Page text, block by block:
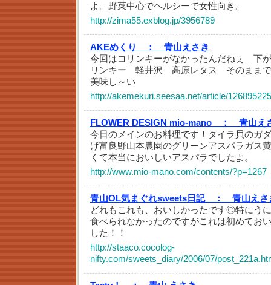
よ。野菜中心でヘルシーで女性向き。
http://zima55.exblog.jp/3956789
AKEめくり ：
青山えさき
今回はコリンキーがなかったんだねぇ 下
リンキー 軽井沢 高原レタス そのまま
美味し～い
http://akemekuri.seesaa.net/article/
FLOWER DESIGN mio-mano ：
青山え
今日のメインのお料理です！タイラ貝のガ
げ富良野山本農園のグリーンアスパラガス
くて本当においしいアスパラでしたよ。
http://www.mio-mano.com/contents/?p=1267
青山OL気まぐれsweets日記 ：
青山えさ
どれもこれも、おいしかったです◎特にう
食べられなかったのですがこれは初めてお
した！！
http://staaco.cocolog-
nifty.com/sweets_diary/2006/07/